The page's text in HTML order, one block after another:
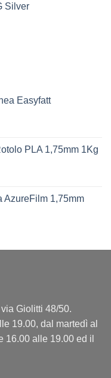
Silver
Easyfatt
PLA 1,75mm 1Kg
AzureFilm 1,75mm
Giolitti 48/50.
19.00, dal martedì al
16.00 alle 19.00 ed il